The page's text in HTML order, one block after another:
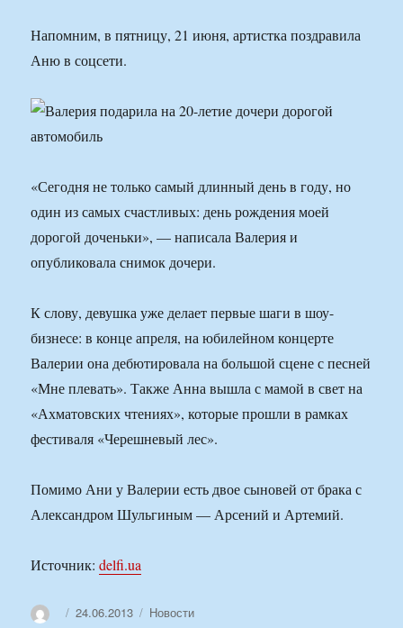
Напомним, в пятницу, 21 июня, артистка поздравила
Аню в соцсети.
«Сегодня не только самый длинный день в году, но
один из самых счастливых: день рождения моей
дорогой доченьки», — написала Валерия и
опубликовала снимок дочери.
К слову, девушка уже делает первые шаги в шоу-
бизнесе: в конце апреля, на юбилейном концерте
Валерии она дебютировала на большой сцене с песней
«Мне плевать». Также Анна вышла с мамой в свет на
«Ахматовских чтениях», которые прошли в рамках
фестиваля «Черешневый лес».
Помимо Ани у Валерии есть двое сыновей от брака с
Александром Шульгиным — Арсений и Артемий.
Источник:delfi.ua
АвторОпубликовано
24.06.2013 Рубрики
Новости